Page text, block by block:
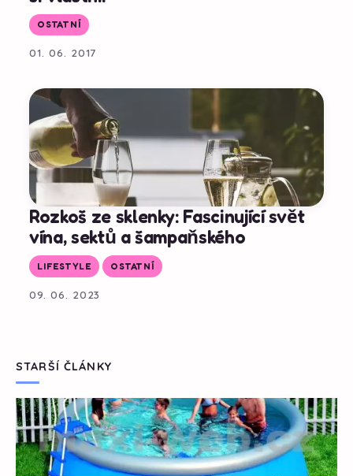
OSTATNÍ
01. 06. 2017
Rozkoš ze sklenky: Fascinující svět
vína, sektů a šampaňského
LIFESTYLE OSTATNÍ
09. 06. 2023
STARŠÍ ČLÁNKY